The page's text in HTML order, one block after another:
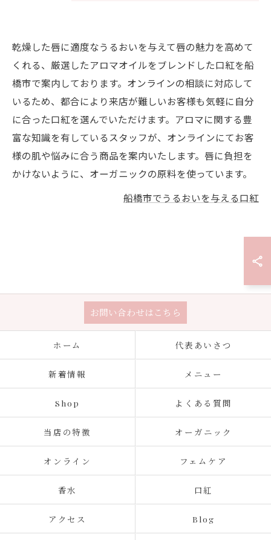
乾燥した唇に適度なうるおいを与えて唇の魅力を高めて
くれる、厳選したアロマオイルをブレンドした口紅を船
橋市で案内しております。オンラインの相談に対応して
いるため、都合により来店が難しいお客様も気軽に自分
に合った口紅を選んでいただけます。アロマに関する豊
富な知識を有しているスタッフが、オンラインにてお客
様の肌や悩みに合う商品を案内いたします。唇に負担を
かけないように、オーガニックの原料を使っています。
船橋市でうるおいを与える口紅
お問い合わせはこちら
ホーム 代表あいさつ
新着情報 メニュー
Shop よくある質問
当店の特徴 オーガニック
オンライン フェムケア
香水 口紅
アクセス Blog